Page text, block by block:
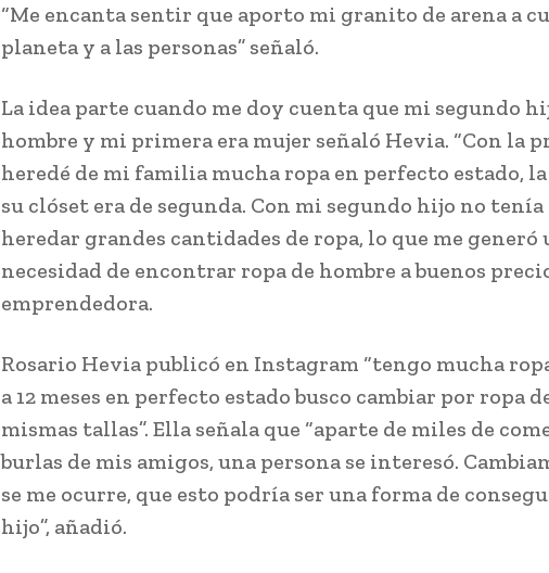
“Me encanta sentir que aporto mi granito de arena a
planeta y a las personas” señaló.
La idea parte cuando me doy cuenta que mi segundo
hombre y mi primera era mujer señaló Hevia. “Con la
heredé de mi familia mucha ropa en perfecto estado,
su clóset era de segunda. Con mi segundo hijo no tenía
heredar grandes cantidades de ropa, lo que me generó
necesidad de encontrar ropa de hombre a buenos
emprendedora.
Rosario Hevia publicó en Instagram “tengo mucha
a 12 meses en perfecto estado busco cambiar por ropa
mismas tallas”. Ella señala que “aparte de miles de
burlas de mis amigos, una persona se interesó.
se me ocurre, que esto podría ser una forma de
hijo”, añadió.